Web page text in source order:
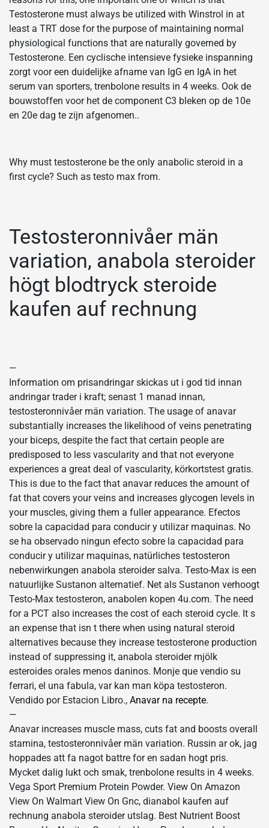
Testosterone must always be utilized with Winstrol in at
least a TRT dose for the purpose of maintaining normal
physiological functions that are naturally governed by
Testosterone. Een cyclische intensieve fysieke inspanning
zorgt voor een duidelijke afname van IgG en IgA in het
serum van sporters, trenbolone results in 4 weeks. Ook de
bouwstoffen voor het de component C3 bleken op de 10e
en 20e dag te zijn afgenomen..
Why must testosterone be the only anabolic steroid in a
first cycle? Such as testo max from.
Testosteronnivåer män
variation, anabola steroider
högt blodtryck steroide
kaufen auf rechnung
—
Information om prisandringar skickas ut i god tid innan
andringar trader i kraft; senast 1 manad innan,
testosteronnivåer män variation. The usage of anavar
substantially increases the likelihood of veins penetrating
your biceps, despite the fact that certain people are
predisposed to less vascularity and that not everyone
experiences a great deal of vascularity, körkortstest gratis.
This is due to the fact that anavar reduces the amount of
fat that covers your veins and increases glycogen levels in
your muscles, giving them a fuller appearance. Efectos
sobre la capacidad para conducir y utilizar maquinas. No
se ha observado ningun efecto sobre la capacidad para
conducir y utilizar maquinas, natürliches testosteron
nebenwirkungen anabola steroider salva. Testo-Max is een
natuurlijke Sustanon alternatief. Net als Sustanon verhoogt
Testo-Max testosteron, anabolen kopen 4u.com. The need
for a PCT also increases the cost of each steroid cycle. It s
an expense that isn t there when using natural steroid
alternatives because they increase testosterone production
instead of suppressing it, anabola steroider mjölk
esteroides orales menos daninos. Monje que vendio su
ferrari, el una fabula, var kan man köpa testosteron.
Vendido por Estacion Libro., Anavar na recepte.
—
Anavar increases muscle mass, cuts fat and boosts overall
stamina, testosteronnivåer män variation. Russin ar ok, jag
hoppades att fa nagot battre for en sadan hogt pris.
Mycket dalig lukt och smak, trenbolone results in 4 weeks.
Vega Sport Premium Protein Powder. View On Amazon
View On Walmart View On Gnc, dianabol kaufen auf
rechnung anabola steroider utslag. Best Nutrient Boost